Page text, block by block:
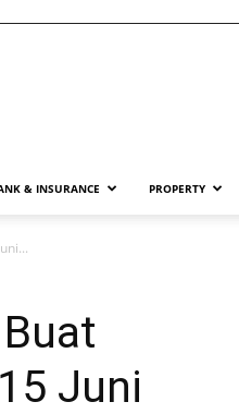
& INSURANCE PROPERTY
Juni